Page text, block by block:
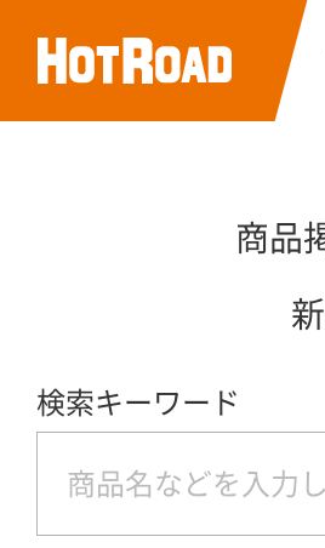
商品
検索キーワード